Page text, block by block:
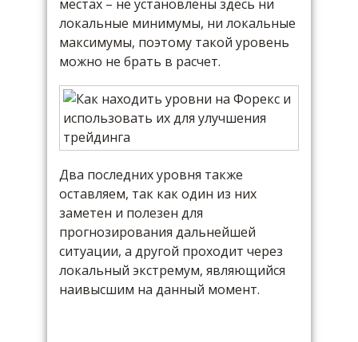
местах – не установлены здесь ни
локальные минимумы, ни локальные
максимумы, поэтому такой уровень
можно не брать в расчет.
Два последних уровня также
оставляем, так как один из них
заметен и полезен для
прогнозирования дальнейшей
ситуации, а другой проходит через
локальный экстремум, являющийся
наивысшим на данный момент.